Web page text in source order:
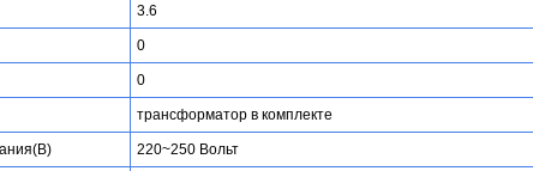
3.6
0
0
трансформатор в комплекте
220~250 Вольт